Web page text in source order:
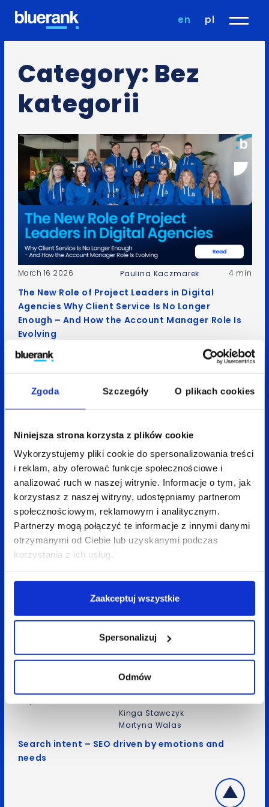
Zgoda Szczegóły O plikach cookies
Niniejsza strona korzysta z plików cookie
Wykorzystujemy pliki cookie do spersonalizowania treści
i reklam, aby oferować funkcje społecznościowe i
analizować ruch w naszej witrynie. Informacje o tym, jak
korzystasz z naszej witryny, udostępniamy partnerom
społecznościowym, reklamowym i analitycznym.
Partnerzy mogą połączyć te informacje z innymi danymi
otrzymanymi od Ciebie lub uzyskanymi podczas
korzystania z ich usług.
Zaakceptuj wszystkie
Spersonalizuj
Odmów
en pl
Category: Bez
kategorii
March 16 2026 Paulina Kaczmarek 4 min
The New Role of Project Leaders in Digital
Agencies Why Client Service Is No Longer
Enough – And How the Account Manager Role Is
Evolving
January 4 2024 Patrycja Tomczak
Top SEO trends in 2024 in SEO Director’s eyes
Kinga Stawczyk
Martyna Walas
Search intent – SEO driven by emotions and
needs